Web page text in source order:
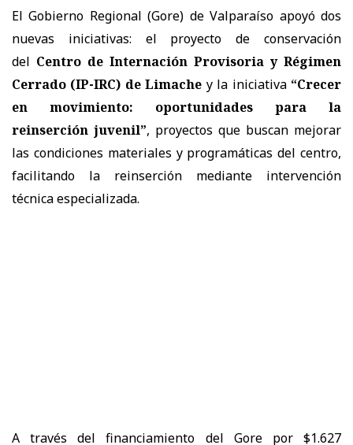
El Gobierno Regional (Gore) de Valparaíso apoyó dos
nuevas iniciativas: el proyecto de conservación
del Centro de Internación Provisoria y Régimen
Cerrado (IP-IRC) de Limache y la iniciativa “Crecer
en movimiento: oportunidades para la
reinserción juvenil”, proyectos que buscan mejorar
las condiciones materiales y programáticas del centro,
facilitando la reinserción mediante intervención
técnica especializada.
A través del financiamiento del Gore por $1.627